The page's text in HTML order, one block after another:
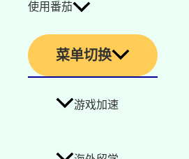
使用番茄
菜单切换
游戏加速